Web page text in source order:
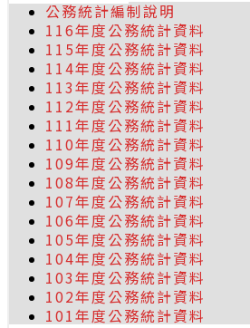
公務統計編制說明
116年度公務統計資料
115年度公務統計資料
114年度公務統計資料
113年度公務統計資料
112年度公務統計資料
111年度公務統計資料
110年度公務統計資料
109年度公務統計資料
108年度公務統計資料
107年度公務統計資料
106年度公務統計資料
105年度公務統計資料
104年度公務統計資料
103年度公務統計資料
102年度公務統計資料
101年度公務統計資料